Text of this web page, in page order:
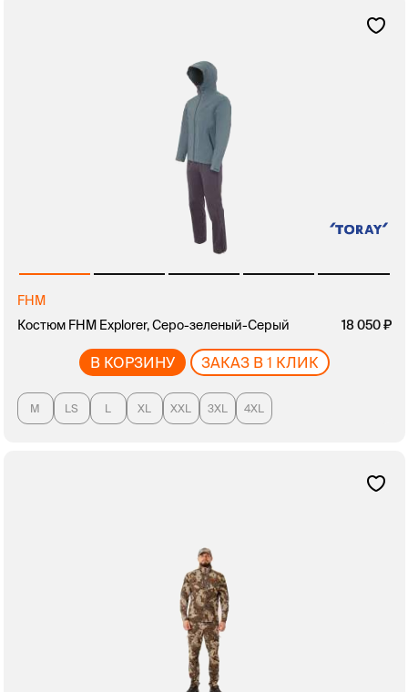
FHM
Костюм FHM Explorer, Серо-зеленый-Серый
18 050
В КОРЗИНУ ЗАКАЗ В 1 КЛИК
M LS L XL XXL 3XL 4XL